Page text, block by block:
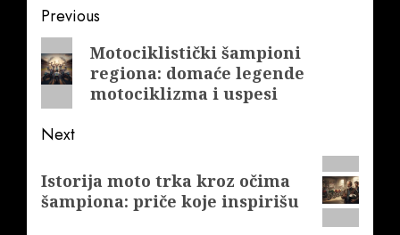
Post
navigation
Previous
Previous
post:
Motociklistički šampioni
regiona: domaće legende
motociklizma i uspesi
Next
post:
Istorija moto trka kroz očima
šampiona: priče koje inspirišu